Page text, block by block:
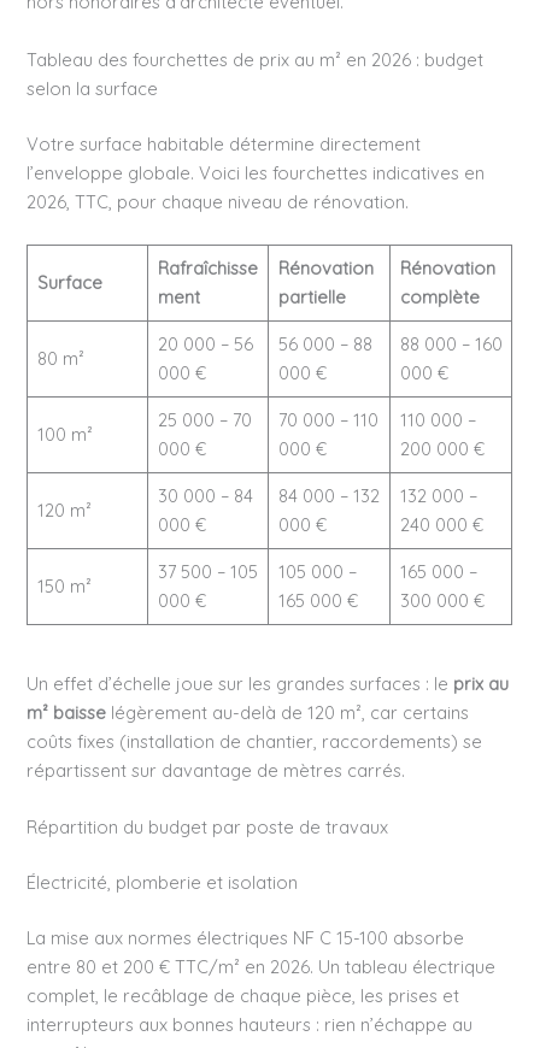
Tableau des fourchettes de prix au m² en 2026 : budget
selon la surface
Votre surface habitable détermine directement
l’enveloppe globale. Voici les fourchettes indicatives en
2026, TTC, pour chaque niveau de rénovation.
Surface
Rafraîchisse
ment
Rénovation
partielle
Rénovation
complète
80 m²
20 000 – 56
000 €
56 000 – 88
000 €
88 000 – 160
000 €
100 m²
25 000 – 70
000 €
70 000 – 110
000 €
110 000 –
200 000 €
120 m²
30 000 – 84
000 €
84 000 – 132
000 €
132 000 –
240 000 €
150 m²
37 500 – 105
000 €
105 000 –
165 000 €
165 000 –
300 000 €
Un effet d’échelle joue sur les grandes surfaces : le prix au
m² baisse légèrement au-delà de 120 m², car certains
coûts fixes (installation de chantier, raccordements) se
répartissent sur davantage de mètres carrés.
Répartition du budget par poste de travaux
Électricité, plomberie et isolation
La mise aux normes électriques NF C 15-100 absorbe
entre 80 et 200 € TTC/m² en 2026. Un tableau électrique
complet, le recâblage de chaque pièce, les prises et
interrupteurs aux bonnes hauteurs : rien n’échappe au